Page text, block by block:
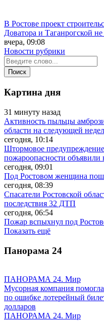
В Ростове проект
Доватора и Таганрогской
вчера, 09:08
Новости рубрики
Картина дня
31 минуту назад
Активность пыльцы
области на следующей
сегодня, 10:14
Штормовое
пожароопасности объявили
сегодня, 09:01
Под Ростовом женщина
сегодня, 08:39
Спасатели Ростовской
последствия 32 ДТП
сегодня, 06:54
Пожар вспыхнул под
Показать ещё
Панорама 24
ПАНОРАМА 24. Мир
Мусорная компания
по ошибке лотерейный
долларов
ПАНОРАМА 24. Мир